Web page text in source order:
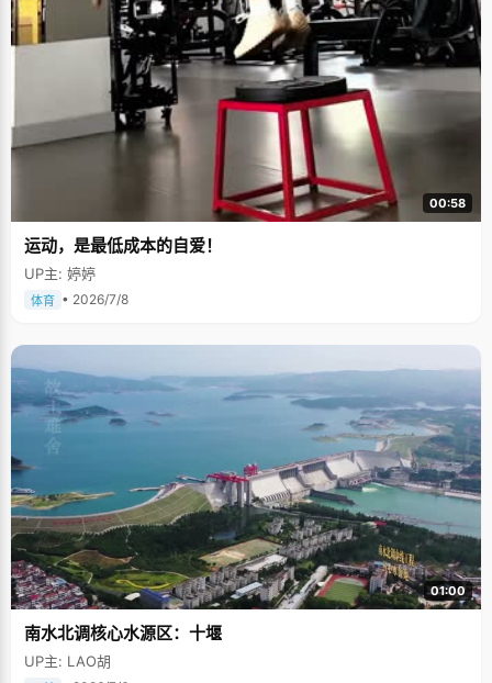
00:58
运动，是最低成本的自爱！
UP主: 婷婷
体育 • 2026/7/8
01:00
南水北调核心水源区：十堰
UP主: LAO胡